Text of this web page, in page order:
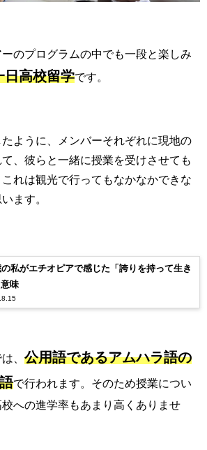
のプログラムの中でも一段と楽しみ
日高校留学です。
ように、メンバーそれぞれに現地の
、彼らと一緒に授業を受けさせても
れは観光で行ってもなかなかできな
ます。
私がエチオピアで感じた「誇りを持って生き
味
、 公用語であるアムハラ語の
で行われます。そのため授業につい
への進学率もあまり高くありませ